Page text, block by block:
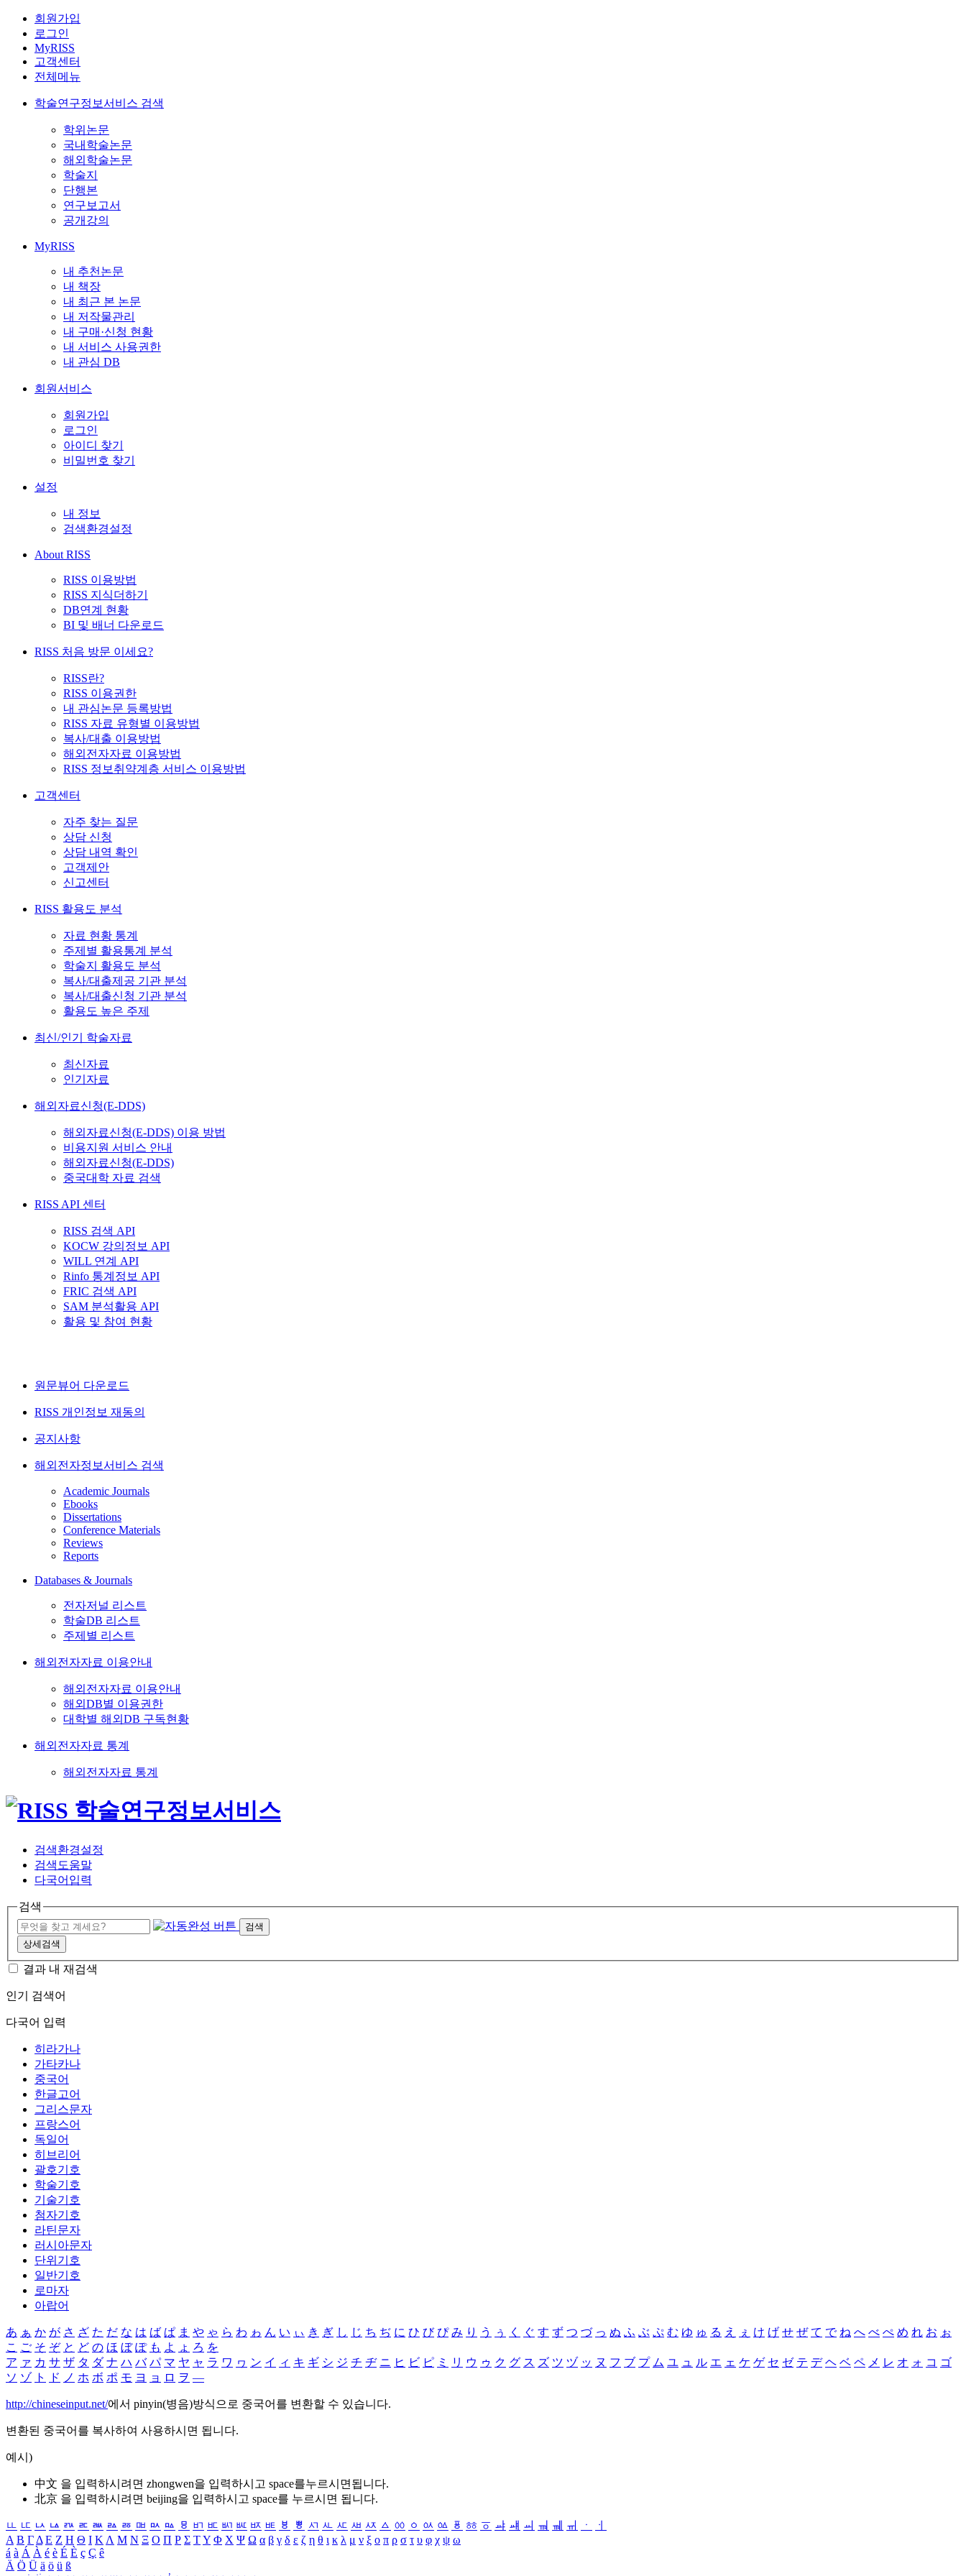
회원가입
로그인
MyRISS
고객센터
전체메뉴
학술연구정보서비스 검색
학위논문
국내학술논문
해외학술논문
학술지
단행본
연구보고서
공개강의
MyRISS
내 추천논문
내 책장
내 최근 본 논문
내 저작물관리
내 구매·신청 현황
내 서비스 사용권한
내 관심 DB
회원서비스
회원가입
로그인
아이디 찾기
비밀번호 찾기
설정
내 정보
검색환경설정
About RISS
RISS 이용방법
RISS 지식더하기
DB연계 현황
BI 및 배너 다운로드
RISS 처음 방문 이세요?
RISS란?
RISS 이용권한
내 관심논문 등록방법
RISS 자료 유형별 이용방법
복사/대출 이용방법
해외전자자료 이용방법
RISS 정보취약계층 서비스 이용방법
고객센터
자주 찾는 질문
상담 신청
상담 내역 확인
고객제안
신고센터
RISS 활용도 분석
자료 현황 통계
주제별 활용통계 분석
학술지 활용도 분석
복사/대출제공 기관 분석
복사/대출신청 기관 분석
활용도 높은 주제
최신/인기 학술자료
최신자료
인기자료
해외자료신청(E-DDS)
해외자료신청(E-DDS) 이용 방법
비용지원 서비스 안내
해외자료신청(E-DDS)
중국대학 자료 검색
RISS API 센터
RISS 검색 API
KOCW 강의정보 API
WILL 연계 API
Rinfo 통계정보 API
FRIC 검색 API
SAM 분석활용 API
활용 및 참여 현황
원문뷰어 다운로드
RISS 개인정보 재동의
공지사항
해외전자정보서비스 검색
Academic Journals
Ebooks
Dissertations
Conference Materials
Reviews
Reports
Databases & Journals
전자저널 리스트
학술DB 리스트
주제별 리스트
해외전자자료 이용안내
해외전자자료 이용안내
해외DB별 이용권한
대학별 해외DB 구독현황
해외전자자료 통계
해외전자자료 통계
검색환경설정
검색도움말
다국어입력
검색
검색
상세검색
결과 내 재검색
인기 검색어
다국어 입력
히라가나
가타카나
중국어
한글고어
그리스문자
프랑스어
독일어
히브리어
괄호기호
학술기호
기술기호
첨자기호
라틴문자
러시아문자
단위기호
일반기호
로마자
아랍어
あ ぁ か が さ ざ た だ な は ば ぱ ま や ゃ ら わ ゎ ん い ぃ き ぎ し じ ち ぢ に ひ び ぴ み り う ぅ く ぐ す ず つ づ っ ぬ ふ ぶ ぷ む ゆ ゅ る え ぇ け げ せ ぜ て で ね へ べ ぺ め れ お ぉ
こ ご そ ぞ と ど の ほ ぼ ぽ も よ ょ ろ を
ア ァ カ サ ザ タ ダ ナ ハ バ パ マ ヤ ャ ラ ワ ヮ ン イ ィ キ ギ シ ジ チ ヂ ニ ヒ ビ ピ ミ リ ウ ゥ ク グ ス ズ ツ ヅ ッ ヌ フ ブ プ ム ユ ュ ル エ ェ ケ ゲ セ ゼ テ デ ヘ ベ ペ メ レ オ ォ コ ゴ
ソ ゾ ト ド ノ ホ ボ ポ モ ヨ ョ ロ ヲ ―
http://chineseinput.net/에서 pinyin(병음)방식으로 중국어를 변환할 수 있습니다.
변환된 중국어를 복사하여 사용하시면 됩니다.
예시)
中文 을 입력하시려면 zhongwen을 입력하시고 space를누르시면됩니다.
北京 을 입력하시려면 beijing을 입력하시고 space를 누르시면 됩니다.
ㅥ ㅦ ㅧ ㅨ ㅩ ㅪ ㅫ ㅬ ㅭ ㅮ ㅯ ㅰ ㅱ ㅲ ㅳ ㅴ ㅵ ㅶ ㅷ ㅸ ㅹ ㅺ ㅻ ㅼ ㅽ ㅾ ㅿ ㆀ ㆁ ㆂ ㆃ ㆄ ㆅ ㆆ ㆇ ㆈ ㆉ ㆊ ㆋ ㆌ ㆍ
ㆎ
Α Β ΓΔ Ε Ζ Η Θ Ι ΚΛ Μ Ν Ξ Ο Π Ρ Σ ΤΥ Φ Χ Ψ Ω α β γ δ ε ζ η θ ι κ λ μ ν ξ ο π ρ σ τ υ φ χ ψ ω
á à Á À é è É È ç Ç ê
Ä Ö Ü ä ö ü ß